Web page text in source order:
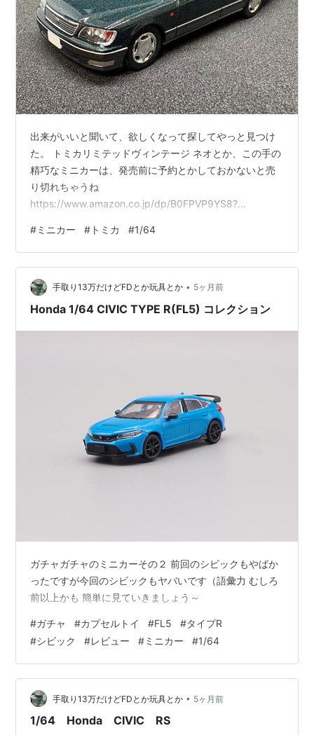
出来がいいと聞いて、欲しくなって探してやっと見つけ
た。 トミカリミテッドヴィンテージ ネオとか、この手の
精巧なミニカーは、発売前に予約とかしておかないと売
り切れちゃうね
https://www.amazon.co.jp/dp/B0FPVP9YS8?
22&linkId=0770c9dddf8bb6bb6430ce3b3b70f099&r
ef_=as_li_ss_tlトミカリミテッドヴィンテージNEO LV-
N356a トヨタ セルシオ C仕様 Fパッケージ（ パールホ
ワイト/銀 1997年式） LV-N356b トヨタ セルシオ C…
#ミニカー # トミカ #1/64
手取り13万だけどFDとか玩具とか • 5ヶ月前
Honda 1/64 CIVIC TYPE R(FL5) コレクション
ガチャガチャのミニカーその２ 前回のシビックもやばか
ったですが今回のシビックもヤバいです（語彙力 むしろ
前以上かも 簡単に見ていきましょう～
#ガチャ #カプセルトイ #FL5 #タイプR
#シビック #レビュー #ミニカー #1/64
手取り13万だけどFDとか玩具とか • 5ヶ月前
1/64 Honda CIVIC RS